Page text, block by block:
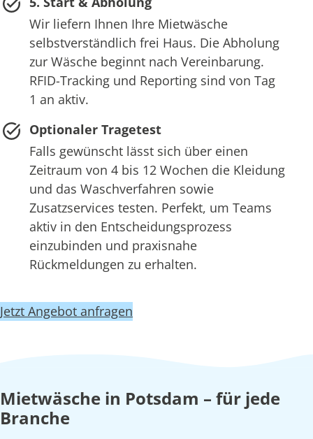
Wir liefern Ihnen Ihre Mietwäsche
selbstverständlich frei Haus. Die Abholung
zur Wäsche beginnt nach Vereinbarung.
RFID-Tracking und Reporting sind von Tag
1 an aktiv.
Optionaler Tragetest
Falls gewünscht lässt sich über einen
Zeitraum von 4 bis 12 Wochen die Kleidung
und das Waschverfahren sowie
Zusatzservices testen. Perfekt, um Teams
aktiv in den Entscheidungsprozess
einzubinden und praxisnahe
Rückmeldungen zu erhalten.
Jetzt Angebot anfragen
Mietwäsche in Potsdam – für jede
Branche